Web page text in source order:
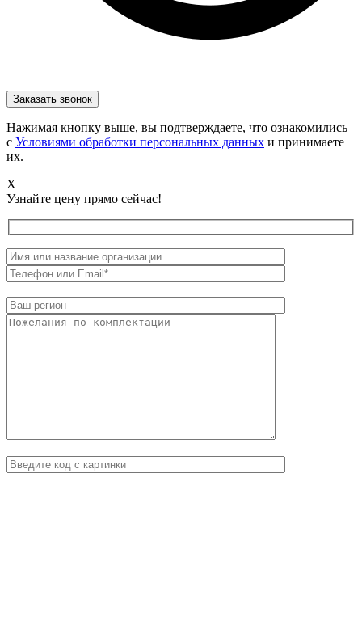
Нажимая кнопку выше, вы подтверждаете, что ознакомились
с Условиями обработки персональных данных и принимаете
их.
X
Узнайте цену прямо сейчас!